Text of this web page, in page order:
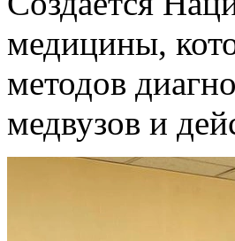
медицины,
методов
медвузов и